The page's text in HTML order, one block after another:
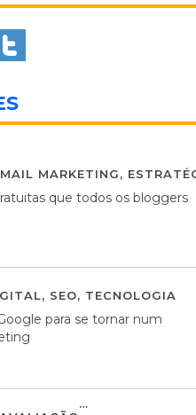
MARKETING,
que todos os bloggers
, SEO, TECNOLOGIA
para se tornar num